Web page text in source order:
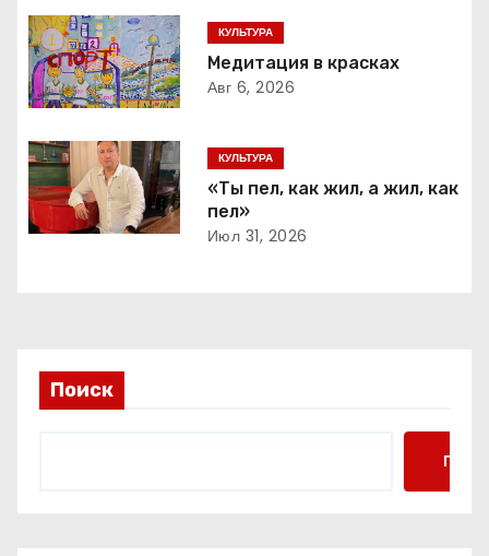
ц
и
я
п
о
з
и
с
КУЛЬТУРА
Медитация в красках
Авг 6, 2026
КУЛЬТУРА
«Ты пел, как жил, а жил, как
пел»
Июл 31, 2026
Поиск
Поиск